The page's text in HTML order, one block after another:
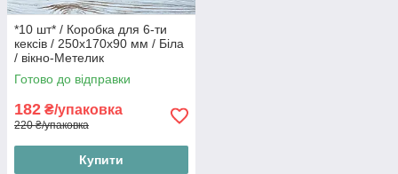
*10 шт* / Коробка для 6-ти
кексів / 250х170х90 мм / Біла
/ вікно-Метелик
Готово до відправки
182 ₴/упаковка
220 ₴/упаковка
Купити